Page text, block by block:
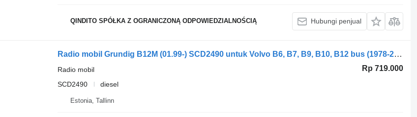
QINDITO SPÓŁKA Z OGRANICZONĄ ODPOWIEDZIALNOŚCIĄ Hubungi penjual
Radio mobil Grundig B12M (01.99-) SCD2490 untuk Volvo B6, B7, B9, B10, B12 bus (1978-2011)
Rp 719.000
Radio mobil
SCD2490
diesel
Estonia, Tallinn